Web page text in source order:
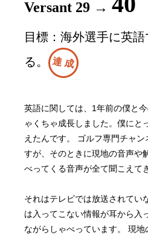
Versant 29 →
目標：海外選手に英
る。
達 成
英語に関しては、1年前の僕と
ゃくちゃ成長しました。僕にと
えたんです。 ゴルフ専門チャ
すが、そのときに現地の音声や
べってくる音声が全て聞こえて
それはテレビでは放送されてい
は入ってこない情報が耳から入
ながらしゃべっています。 現